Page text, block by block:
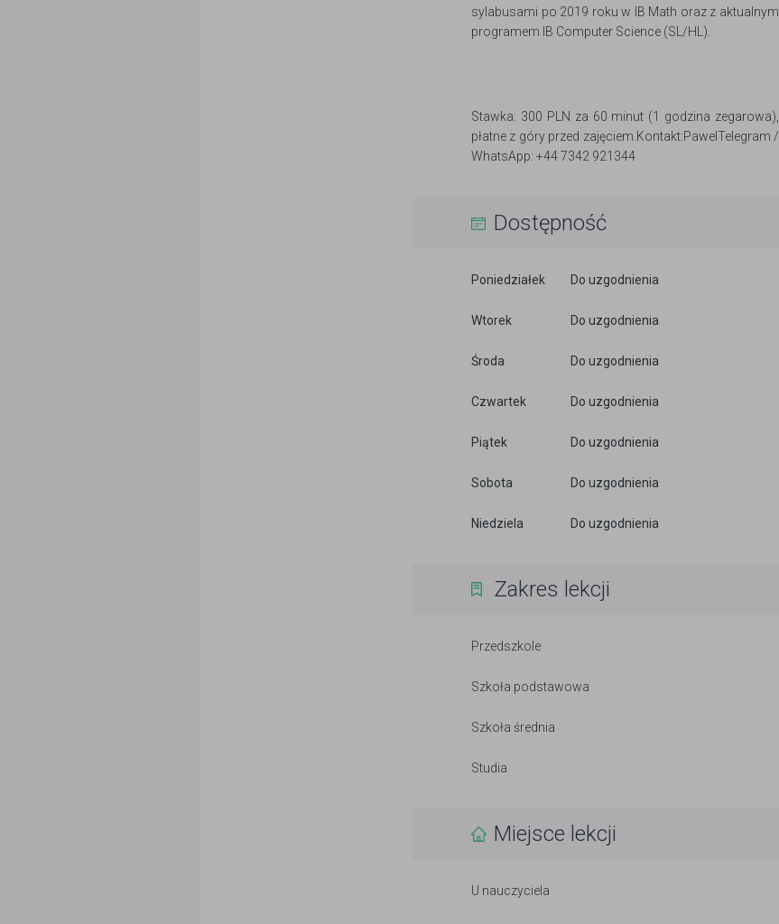
sylabusami po 2019 roku w IB Math oraz z aktualnym
programem IB Computer Science (SL/HL).
Stawka: 300 PLN za 60 minut (1 godzina zegarowa),
płatne z góry przed zajęciem.​Kontakt:PawelTelegram /
WhatsApp: +44 7342 921344
Dostępność
Poniedziałek Do uzgodnienia
Wtorek Do uzgodnienia
Środa Do uzgodnienia
Czwartek Do uzgodnienia
Piątek Do uzgodnienia
Sobota Do uzgodnienia
Niedziela Do uzgodnienia
Zakres lekcji
Przedszkole
Szkoła podstawowa
Szkoła średnia
Studia
Miejsce lekcji
U nauczyciela